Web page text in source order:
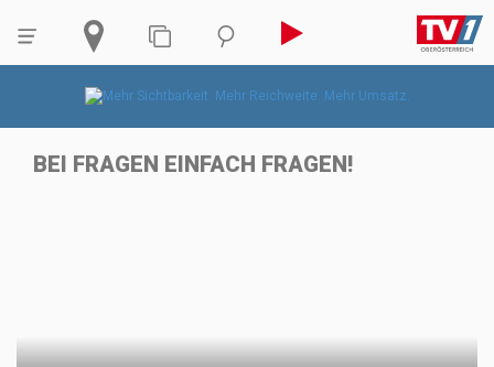
BEI FRAGEN EINFACH FRAGEN!